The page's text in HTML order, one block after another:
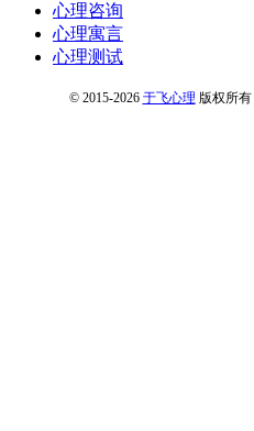
心理咨询
心理寓言
心理测试
© 2015-2026 于飞心理 版权所有